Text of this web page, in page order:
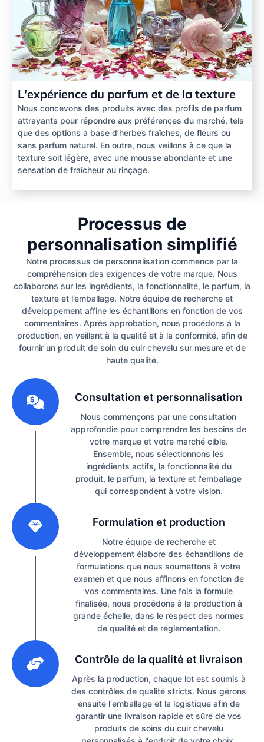
L'expérience du parfum et de la texture
Nous concevons des produits avec des profils de parfum
attrayants pour répondre aux préférences du marché, tels
que des options à base d’herbes fraîches, de fleurs ou
sans parfum naturel. En outre, nous veillons à ce que la
texture soit légère, avec une mousse abondante et une
sensation de fraîcheur au rinçage.
Processus de
personnalisation simplifié
Notre processus de personnalisation commence par la
compréhension des exigences de votre marque. Nous
collaborons sur les ingrédients, la fonctionnalité, le parfum, la
texture et l’emballage. Notre équipe de recherche et
développement affine les échantillons en fonction de vos
commentaires. Après approbation, nous procédons à la
production, en veillant à la qualité et à la conformité, afin de
fournir un produit de soin du cuir chevelu sur mesure et de
haute qualité.
Consultation et personnalisation
Nous commençons par une consultation
approfondie pour comprendre les besoins de
votre marque et votre marché cible.
Ensemble, nous sélectionnons les
ingrédients actifs, la fonctionnalité du
produit, le parfum, la texture et l'emballage
qui correspondent à votre vision.
Formulation et production
Notre équipe de recherche et
développement élabore des échantillons de
formulations que nous soumettons à votre
examen et que nous affinons en fonction de
vos commentaires. Une fois la formule
finalisée, nous procédons à la production à
grande échelle, dans le respect des normes
de qualité et de réglementation.
Contrôle de la qualité et livraison
Après la production, chaque lot est soumis à
des contrôles de qualité stricts. Nous gérons
ensuite l'emballage et la logistique afin de
garantir une livraison rapide et sûre de vos
produits de soins du cuir chevelu